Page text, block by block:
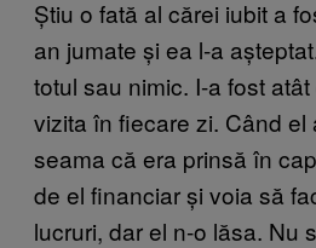
Știu o fată al cărei iubit a
an jumate și ea l-a
totul sau nimic. I-a fost
vizita în fiecare zi. Când el
seama că era prinsă în
de el financiar și voia să
lucruri, dar el n-o lăsa. Nu